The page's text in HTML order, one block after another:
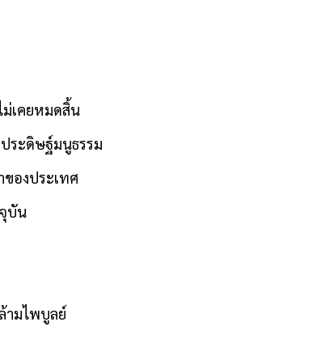
ม่เคยหมดสิ้น
ระดิษฐ์มนูธรรม
ของประเทศ
บัน
ามไพบูลย์